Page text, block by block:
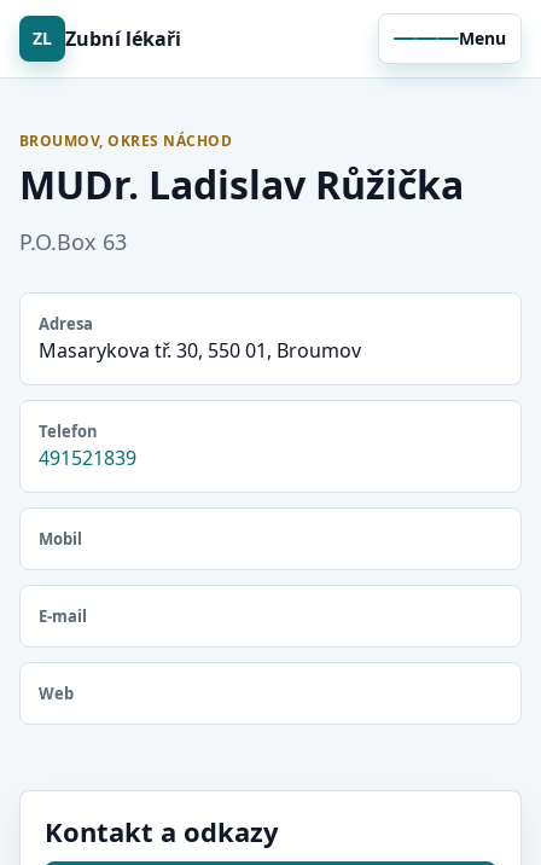
ZL Zubní lékaři Menu
BROUMOV, OKRES NÁCHOD
MUDr. Ladislav Růžička
P.O.Box 63
Adresa
Masarykova tř. 30, 550 01, Broumov
Telefon
491521839
Mobil
E-mail
Web
Kontakt a odkazy